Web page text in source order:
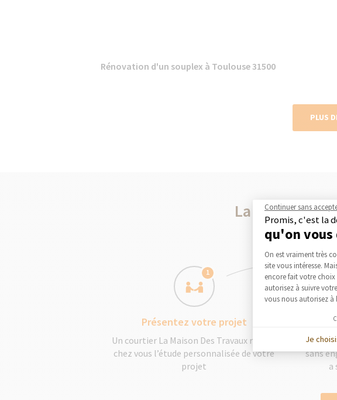
Rénovation d'un souplex à Toulouse 31500
PLUS
La Maison
1
Présentez votre projet
Un courtier La Maison Des Travaux réalise
chez vous l’étude personnalisée de votre
projet
Le
sans
a
Continuer sans
Promis, c'est la
qu'on vous
Plateforme
On est vraiment très
site vous intéresse.
encore fait votre
autorisez à suivre
vous nous autorisez à
Je